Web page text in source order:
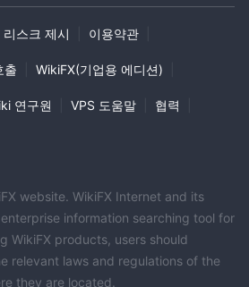
자, 펀드, 파생상품 및 자산 관리 서비스
을 제공합니다.
벌 거래소에 액세스할 수 있도록 하여
제공합니까?
Streaming 등이 있어 다양한 거래
니다.
까?
받은 금융 규제 기관으로부터 유효한 규
고객들이 투자의 안전과 보안에 대해 중
리스크 제시 이용약관
출 WikiFX(기업용 에디션)
연구원 VPS 도움말 협력
website. WikiFX Internet and its
information searching tool for
WikiFX products, users should
relevant laws and regulations of the
they are located.